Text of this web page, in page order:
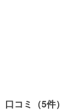
口コミ（5件）